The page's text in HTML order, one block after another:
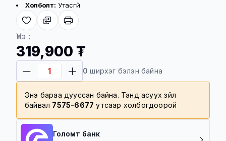
Холболт: Утасгүй
Үнэ :
319,900 ₮
0 ширхэг бэлэн байна
Энэ бараа дууссан байна. Танд асуух зүйл
байвал 7575-6677 утсаар холбогдоорой
Голомт банк